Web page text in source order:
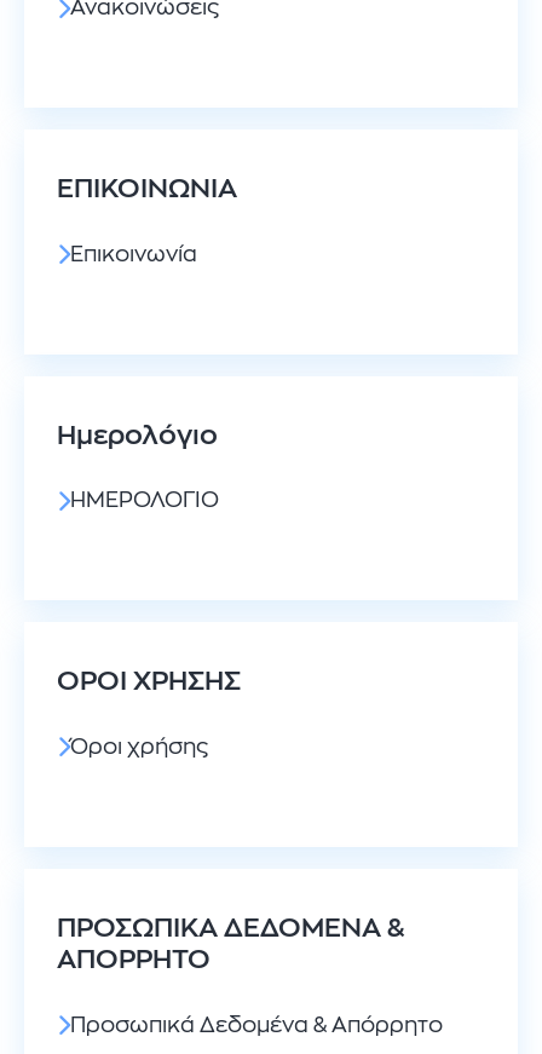
Ανακοινώσεις
ΕΠΙΚΟΙΝΩΝΙΑ
Επικοινωνία
Ημερολόγιο
ΗΜΕΡΟΛΌΓΙΟ
ΌΡΟΙ ΧΡΉΣΗΣ
Όροι χρήσης
ΠΡΟΣΩΠΙΚΆ ΔΕΔΟΜΈΝΑ &
ΑΠΌΡΡΗΤΟ
Προσωπικά Δεδομένα & Απόρρητο